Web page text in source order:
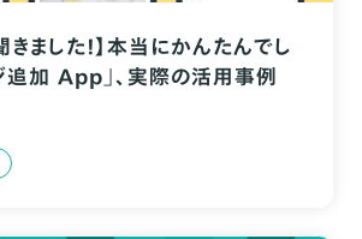
きました！】本当にかんたんでし
追加 App」、実際の活用事例